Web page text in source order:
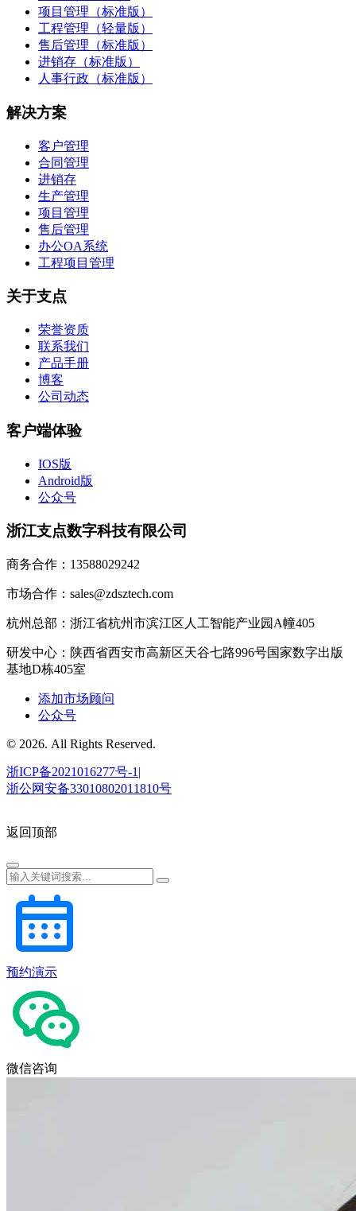
项目管理（标准版）
工程管理（轻量版）
售后管理（标准版）
进销存（标准版）
人事行政（标准版）
解决方案
客户管理
合同管理
进销存
生产管理
项目管理
售后管理
办公OA系统
工程项目管理
关于支点
荣誉资质
联系我们
产品手册
博客
公司动态
客户端体验
IOS版
Android版
公众号
浙江支点数字科技有限公司
商务合作：13588029242
市场合作：sales@zdsztech.com
杭州总部：浙江省杭州市滨江区人工智能产业园A幢405
研发中心：陕西省西安市高新区天谷七路996号国家数字出版
基地D栋405室
添加市场顾问
公众号
© 2026. All Rights Reserved.
浙ICP备2021016277号-1|
浙公网安备33010802011810号
返回顶部
预约演示
微信咨询